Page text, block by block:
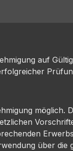
auf
möglich.
über die